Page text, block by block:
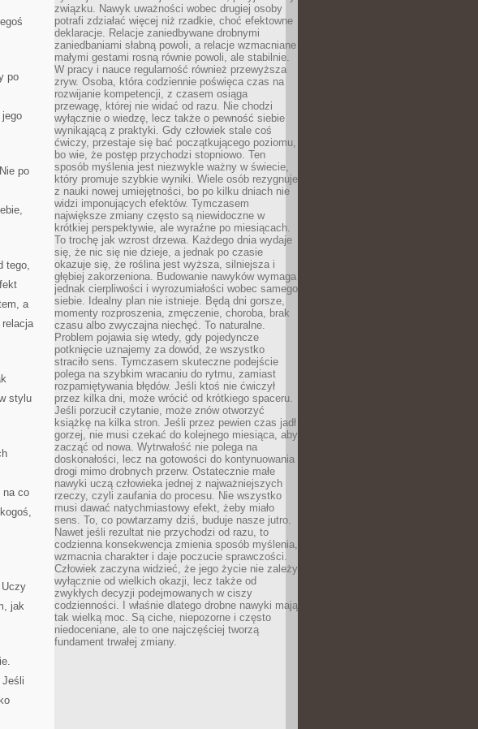
po
po
tego,
a
stylu
na co
jak
Jeśli
związku. Nawyk uważności wobec drugiej osoby
potrafi zdziałać więcej niż rzadkie, choć efektowne
deklaracje. Relacje zaniedbywane drobnymi
zaniedbaniami słabną powoli, a relacje wzmacniane
małymi gestami rosną równie powoli, ale stabilnie.
W pracy i nauce regularność również przewyższa
zryw. Osoba, która codziennie poświęca czas na
rozwijanie kompetencji, z czasem osiąga
przewagę, której nie widać od razu. Nie chodzi
wyłącznie o wiedzę, lecz także o pewność siebie
wynikającą z praktyki. Gdy człowiek stale coś
ćwiczy, przestaje się bać początkującego poziomu,
bo wie, że postęp przychodzi stopniowo. Ten
sposób myślenia jest niezwykle ważny w świecie,
który promuje szybkie wyniki. Wiele osób rezygnuje
z nauki nowej umiejętności, bo po kilku dniach nie
widzi imponujących efektów. Tymczasem
największe zmiany często są niewidoczne w
krótkiej perspektywie, ale wyraźne po miesiącach.
To trochę jak wzrost drzewa. Każdego dnia wydaje
się, że nic się nie dzieje, a jednak po czasie
okazuje się, że roślina jest wyższa, silniejsza i
głębiej zakorzeniona. Budowanie nawyków wymaga
jednak cierpliwości i wyrozumiałości wobec samego
siebie. Idealny plan nie istnieje. Będą dni gorsze,
momenty rozproszenia, zmęczenie, choroba, brak
czasu albo zwyczajna niechęć. To naturalne.
Problem pojawia się wtedy, gdy pojedyncze
potknięcie uznajemy za dowód, że wszystko
straciło sens. Tymczasem skuteczne podejście
polega na szybkim wracaniu do rytmu, zamiast
rozpamiętywania błędów. Jeśli ktoś nie ćwiczył
przez kilka dni, może wrócić od krótkiego spaceru.
Jeśli porzucił czytanie, może znów otworzyć
książkę na kilka stron. Jeśli przez pewien czas jadł
gorzej, nie musi czekać do kolejnego miesiąca, aby
zacząć od nowa. Wytrwałość nie polega na
doskonałości, lecz na gotowości do kontynuowania
drogi mimo drobnych przerw. Ostatecznie małe
nawyki uczą człowieka jednej z najważniejszych
rzeczy, czyli zaufania do procesu. Nie wszystko
musi dawać natychmiastowy efekt, żeby miało
sens. To, co powtarzamy dziś, buduje nasze jutro.
Nawet jeśli rezultat nie przychodzi od razu, to
codzienna konsekwencja zmienia sposób myślenia,
wzmacnia charakter i daje poczucie sprawczości.
Człowiek zaczyna widzieć, że jego życie nie zależy
wyłącznie od wielkich okazji, lecz także od
zwykłych decyzji podejmowanych w ciszy
codzienności. I właśnie dlatego drobne nawyki mają
tak wielką moc. Są ciche, niepozorne i często
niedoceniane, ale to one najczęściej tworzą
fundament trwałej zmiany.